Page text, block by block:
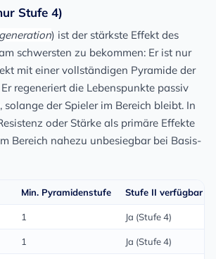
Stufe 4)
) ist der stärkste Effekt des
schwersten zu bekommen: Er ist nur
mit einer vollständigen Pyramide der
regeneriert die Lebenspunkte passiv
der Spieler im Bereich bleibt. In
oder Stärke als primäre Effekte
Bereich nahezu unbesiegbar bei Basis-
Min. Pyramidenstufe Stufe II verfügbar
1 Ja (Stufe 4)
1 Ja (Stufe 4)